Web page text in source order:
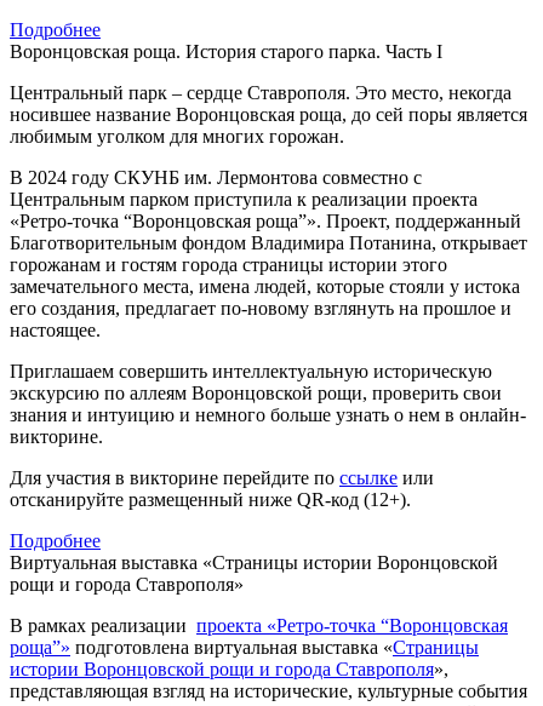
Подробнее
Воронцовская роща. История старого парка. Часть I
Центральный парк – сердце Ставрополя. Это место, некогда
носившее название Воронцовская роща, до сей поры является
любимым уголком для многих горожан.
В 2024 году СКУНБ им. Лермонтова совместно с
Центральным парком приступила к реализации проекта
«Ретро-точка “Воронцовская роща”». Проект, поддержанный
Благотворительным фондом Владимира Потанина, открывает
горожанам и гостям города страницы истории этого
замечательного места, имена людей, которые стояли у истока
его создания, предлагает по-новому взглянуть на прошлое и
настоящее.
Приглашаем совершить интеллектуальную историческую
экскурсию по аллеям Воронцовской рощи, проверить свои
знания и интуицию и немного больше узнать о нем в онлайн-
викторине.
Для участия в викторине перейдите по ссылке или
отсканируйте размещенный ниже QR-код (12+).
Подробнее
Виртуальная выставка «Страницы истории Воронцовской
рощи и города Ставрополя»
В рамках реализации проекта «Ретро-точка “Воронцовская
роща”» подготовлена виртуальная выставка «Страницы
истории Воронцовской рощи и города Ставрополя»,
представляющая взгляд на исторические, культурные события